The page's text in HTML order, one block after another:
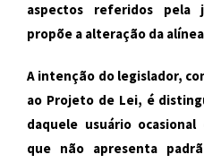
aspectos referidos pela
propõe a alteração da
A intenção do legislador,
ao Projeto de Lei, é
daquele usuário
que não apresenta